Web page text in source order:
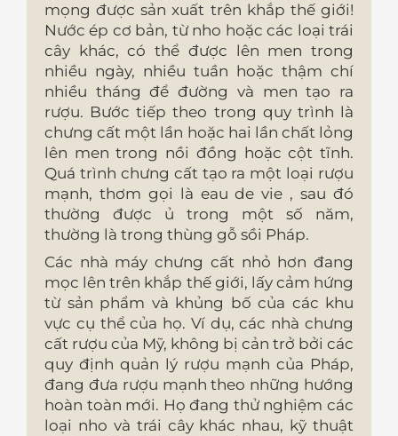
mọng được sản xuất trên khắp thế giới!
Nước ép cơ bản, từ nho hoặc các loại trái
cây khác, có thể được lên men trong
nhiều ngày, nhiều tuần hoặc thậm chí
nhiều tháng để đường và men tạo ra
rượu. Bước tiếp theo trong quy trình là
chưng cất một lần hoặc hai lần chất lỏng
lên men trong nồi đồng hoặc cột tĩnh.
Quá trình chưng cất tạo ra một loại rượu
mạnh, thơm gọi là eau de vie , sau đó
thường được ủ trong một số năm,
thường là trong thùng gỗ sồi Pháp.
Các nhà máy chưng cất nhỏ hơn đang
mọc lên trên khắp thế giới, lấy cảm hứng
từ sản phẩm và khủng bố của các khu
vực cụ thể của họ. Ví dụ, các nhà chưng
cất rượu của Mỹ, không bị cản trở bởi các
quy định quản lý rượu mạnh của Pháp,
đang đưa rượu mạnh theo những hướng
hoàn toàn mới. Họ đang thử nghiệm các
loại nho và trái cây khác nhau, kỹ thuật